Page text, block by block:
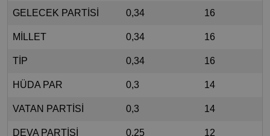
GELECEK PARTİSİ 0,34 16
MİLLET 0,34 16
TİP 0,34 16
HÜDA PAR 0,3 14
VATAN PARTİSİ 0,3 14
DEVA PARTİSİ 0,25 12